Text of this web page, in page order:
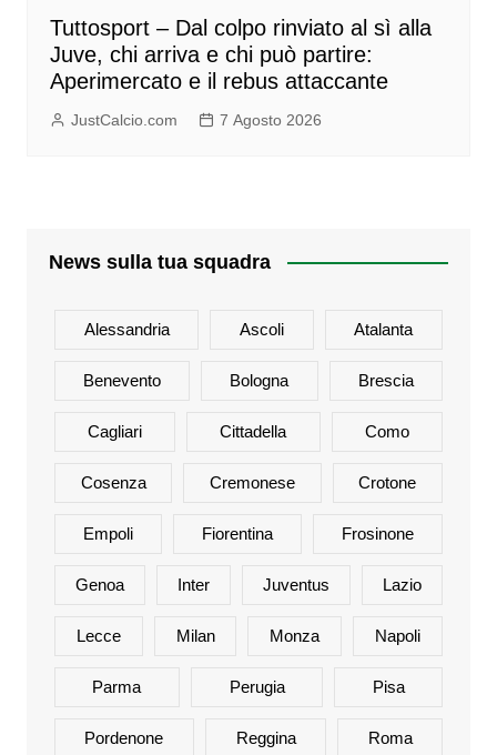
Tuttosport – Dal colpo rinviato al sì alla
Juve, chi arriva e chi può partire:
Aperimercato e il rebus attaccante
JustCalcio.com 7 Agosto 2026
News sulla tua squadra
Alessandria Ascoli Atalanta
Benevento Bologna Brescia
Cagliari Cittadella Como
Cosenza Cremonese Crotone
Empoli Fiorentina Frosinone
Genoa Inter Juventus Lazio
Lecce Milan Monza Napoli
Parma Perugia Pisa
Pordenone Reggina Roma